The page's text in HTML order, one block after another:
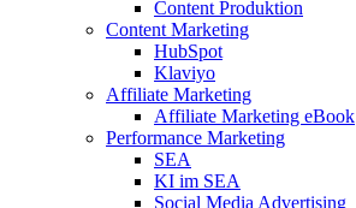
Content Produktion
Content Marketing
HubSpot
Klaviyo
Affiliate Marketing
Affiliate Marketing eBook
Performance Marketing
SEA
KI im SEA
Social Media Advertising